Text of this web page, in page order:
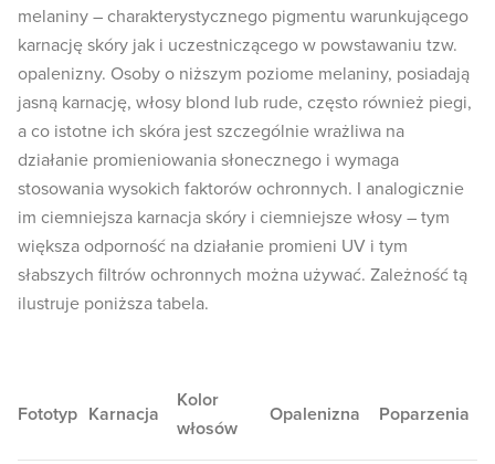
melaniny – charakterystycznego pigmentu warunkującego
karnację skóry jak i uczestniczącego w powstawaniu tzw.
opalenizny. Osoby o niższym poziome melaniny, posiadają
jasną karnację, włosy blond lub rude, często również piegi,
a co istotne ich skóra jest szczególnie wrażliwa na
działanie promieniowania słonecznego i wymaga
stosowania wysokich faktorów ochronnych. I analogicznie
im ciemniejsza karnacja skóry i ciemniejsze włosy – tym
większa odporność na działanie promieni UV i tym
słabszych filtrów ochronnych można używać. Zależność tą
ilustruje poniższa tabela.
Fototyp Karnacja
Kolor
włosów
Opalenizna Poparzenia